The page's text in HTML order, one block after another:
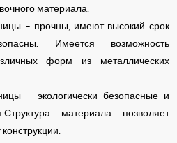
материала.
– прочны, имеют высокий срок
Имеется возможность
форм из металлических
– экологически безопасные и
материала позволяет